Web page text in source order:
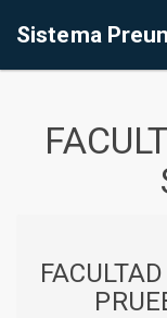
Sistema